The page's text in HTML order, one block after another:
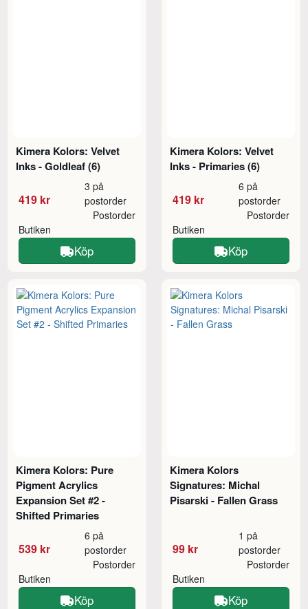
Kimera Kolors: Velvet
Inks - Goldleaf (6)
419 kr
3 på
postorder
Butiken
Postorder
Köp
Kimera Kolors: Velvet
Inks - Primaries (6)
419 kr
6 på
postorder
Butiken
Postorder
Köp
Kimera Kolors: Pure
Pigment Acrylics
Expansion Set #2 -
Shifted Primaries
539 kr
6 på
postorder
Butiken
Postorder
Köp
Kimera Kolors
Signatures: Michal
Pisarski - Fallen Grass
99 kr
1 på
postorder
Butiken
Postorder
Köp